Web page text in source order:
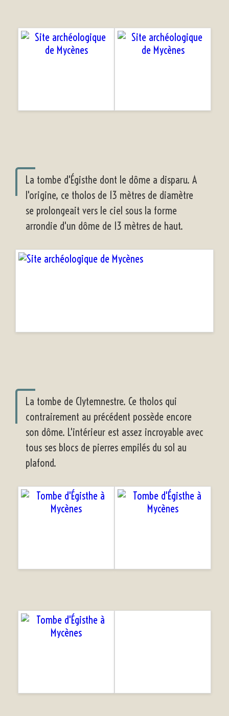
La tombe d'Égisthe dont le dôme a disparu. A
l'origine, ce tholos de 13 mètres de diamètre
se prolongeait vers le ciel sous la forme
arrondie d'un dôme de 13 mètres de haut.
La tombe de Clytemnestre. Ce tholos qui
contrairement au précédent possède encore
son dôme. L'intérieur est assez incroyable avec
tous ses blocs de pierres empilés du sol au
plafond.